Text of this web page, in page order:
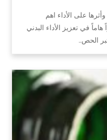
على الأداء اهم
هاماً في تعزيز الأداء البدني
الحص…